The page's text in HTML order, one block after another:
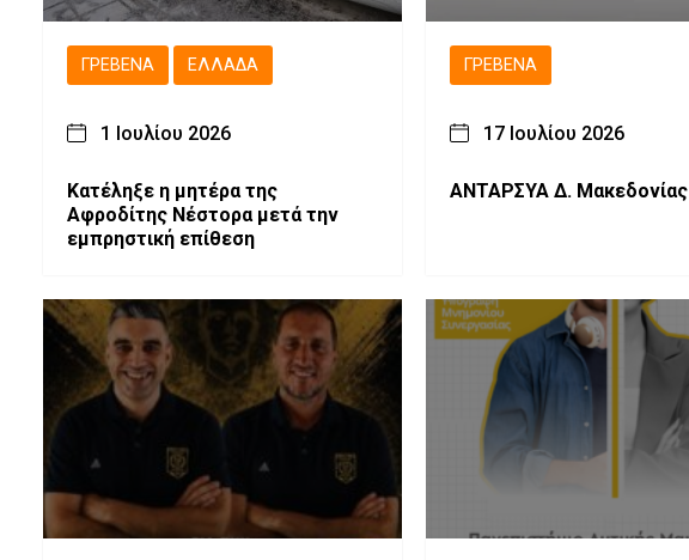
ΓΡΕΒΕΝΆ ΕΛΛΆΔΑ
1 Ιουλίου 2026
Κατέληξε η μητέρα της
Αφροδίτης Νέστορα μετά την
εμπρηστική επίθεση
ΓΡΕΒΕΝΆ
17 Ιουλίου 2026
ΑΝΤΑΡΣΥΑ Δ. Μακεδονίας